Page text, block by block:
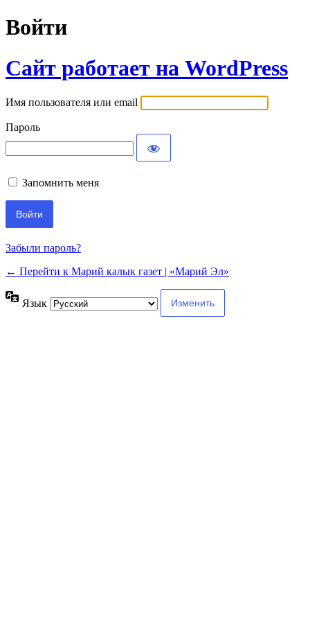
Войти
Сайт работает на WordPress
Имя пользователя или email
Пароль
Запомнить меня
Забыли пароль?
← Перейти к Марий калык газет | «Марий Эл»
Язык